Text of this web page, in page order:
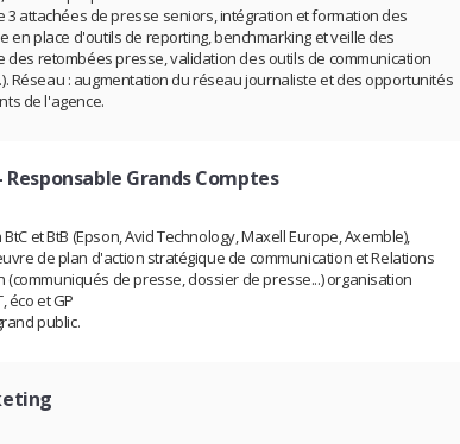
attachées de presse seniors, intégration et formation des
en place d'outils de reporting, benchmarking et veille des
retombées presse, validation des outils de communication
Réseau : augmentation du réseau journaliste et des opportunités
de l'agence.
Grands Comptes
et BtB (Epson, Avid Technology, Maxell Europe, Axemble),
de plan d'action stratégique de communication et Relations
de presse, dossier de presse...) organisation
éco et GP
public.